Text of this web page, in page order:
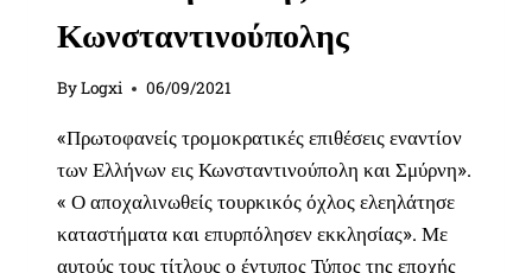
Κωνσταντινούπολης
ByLogxi 06/09/2021
«Πρωτοφανείς τρομοκρατικές επιθέσεις εναντίον
των Ελλήνων εις Κωνσταντινούπολη και Σμύρνη».
« Ο αποχαλινωθείς τουρκικός όχλος ελεηλάτησε
καταστήματα και επυρπόλησεν εκκλησίας». Με
αυτούς τους τίτλους ο έντυπος Τύπος της εποχής